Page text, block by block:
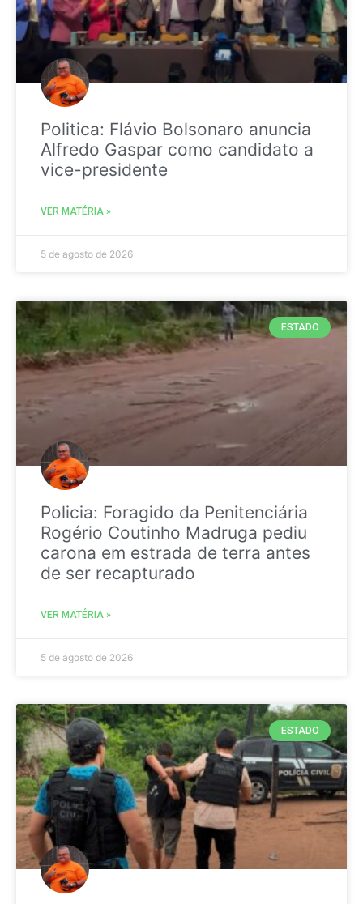
Politica: Flávio Bolsonaro anuncia
Alfredo Gaspar como candidato a
vice-presidente
VER MATÉRIA »
5 de agosto de 2026
ESTADO
Policia: Foragido da Penitenciária
Rogério Coutinho Madruga pediu
carona em estrada de terra antes
de ser recapturado
VER MATÉRIA »
5 de agosto de 2026
ESTADO